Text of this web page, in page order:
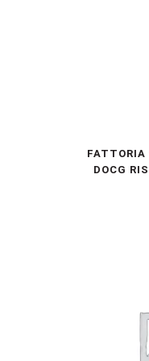
FATTORIA
DOCG